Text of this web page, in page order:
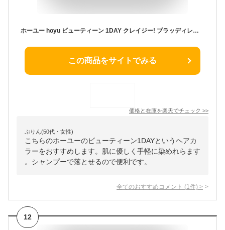
ホーユー hoyu ビューティーン 1DAY クレイジー! ブラッディレッド 35g ヘアカラー
この商品をサイトでみる
価格と在庫を楽天でチェック >>
ぷりん(50代・女性)
こちらのホーユーのビューティーン1DAYというヘアカ
ラーをおすすめします。肌に優しく手軽に染めれらます
。シャンプーで落とせるので便利です。
全てのおすすめコメント (1 件) >
12